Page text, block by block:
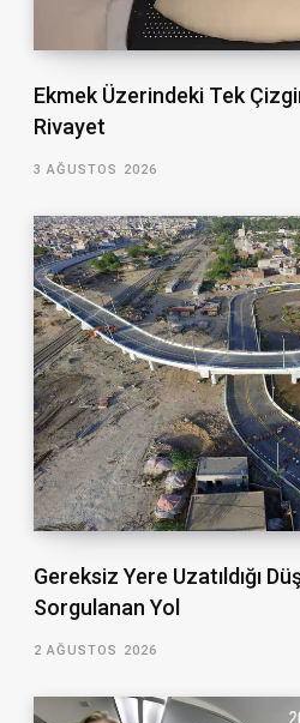
Ekmek Üzerindeki Tek
Rivayet
3 AĞUSTOS 2026
Gereksiz Yere Uzatıldığı
Sorgulanan Yol
2 AĞUSTOS 2026